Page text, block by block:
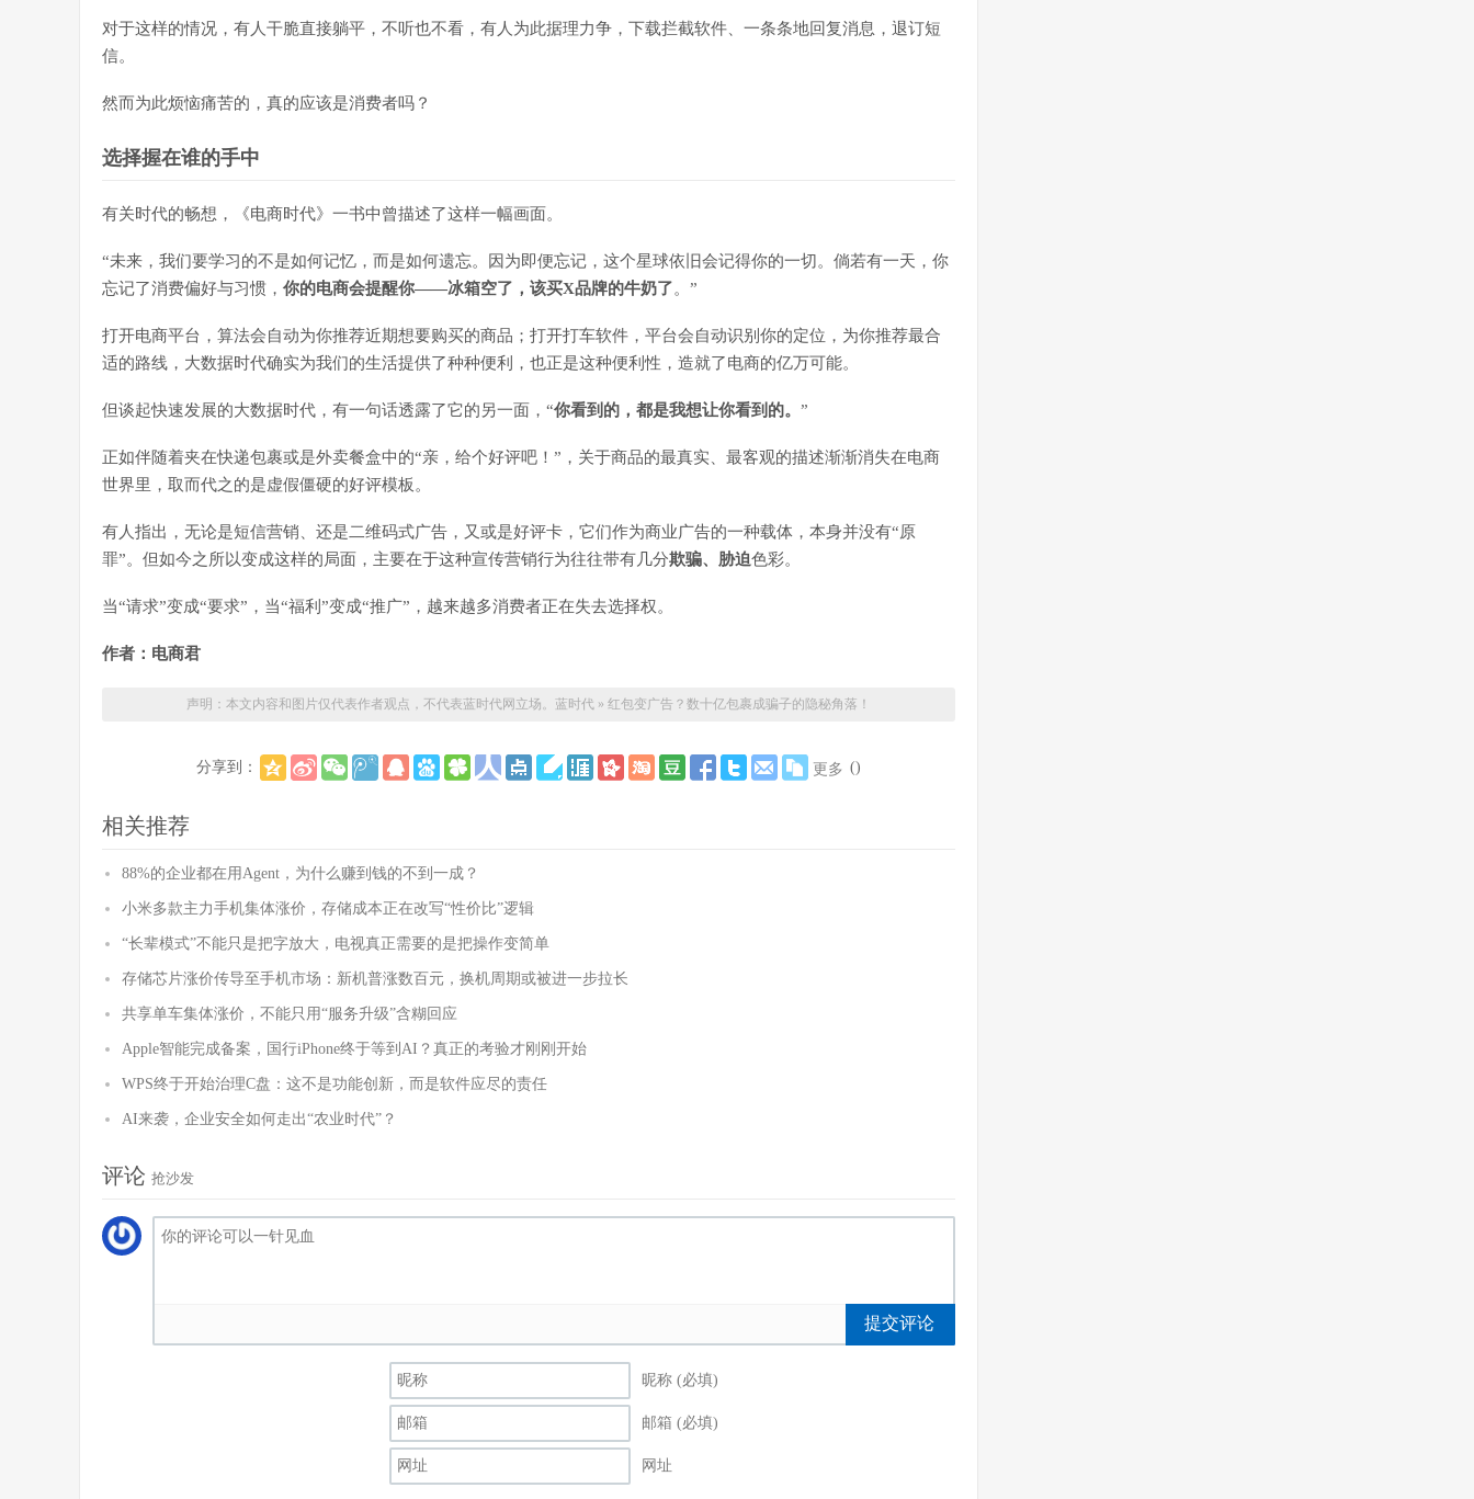
对于这样的情况，有人干脆直接躺平，不听也不看，有人为此据理力争，下载拦截软件、一条条地回复消息，退订短
信。
然而为此烦恼痛苦的，真的应该是消费者吗？
选择握在谁的手中
有关时代的畅想，《电商时代》一书中曾描述了这样一幅画面。
“未来，我们要学习的不是如何记忆，而是如何遗忘。因为即便忘记，这个星球依旧会记得你的一切。倘若有一天，你
忘记了消费偏好与习惯， 你的电商会提醒你——冰箱空了，该买X品牌的牛奶了。”
打开电商平台，算法会自动为你推荐近期想要购买的商品；打开打车软件，平台会自动识别你的定位，为你推荐最合
适的路线，大数据时代确实为我们的生活提供了种种便利，也正是这种便利性，造就了电商的亿万可能。
但谈起快速发展的大数据时代，有一句话透露了它的另一面，“你看到的，都是我想让你看到的。 ”
正如伴随着夹在快递包裹或是外卖餐盒中的“亲，给个好评吧！”，关于商品的最真实、最客观的描述渐渐消失在电商
世界里，取而代之的是虚假僵硬的好评模板。
有人指出，无论是短信营销、还是二维码式广告，又或是好评卡，它们作为商业广告的一种载体，本身并没有“原
罪”。但如今之所以变成这样的局面，主要在于这种宣传营销行为往往带有几分欺骗、胁迫色彩。
当“请求”变成“要求”，当“福利”变成“推广”，越来越多消费者正在失去选择权。
作者：电商君
声明：本文内容和图片仅代表作者观点，不代表蓝时代网立场。 蓝时代 » 红包变广告？数十亿包裹成骗子的隐秘角落！
分享到： 更多 ()
相关推荐
88%的企业都在用Agent，为什么赚到钱的不到一成？
小米多款主力手机集体涨价，存储成本正在改写“性价比”逻辑
“长辈模式”不能只是把字放大，电视真正需要的是把操作变简单
存储芯片涨价传导至手机市场：新机普涨数百元，换机周期或被进一步拉长
共享单车集体涨价，不能只用“服务升级”含糊回应
Apple智能完成备案，国行iPhone终于等到AI？真正的考验才刚刚开始
WPS终于开始治理C盘：这不是功能创新，而是软件应尽的责任
AI来袭，企业安全如何走出“农业时代”？
评论 抢沙发
提交评论
昵称 (必填)
邮箱 (必填)
网址